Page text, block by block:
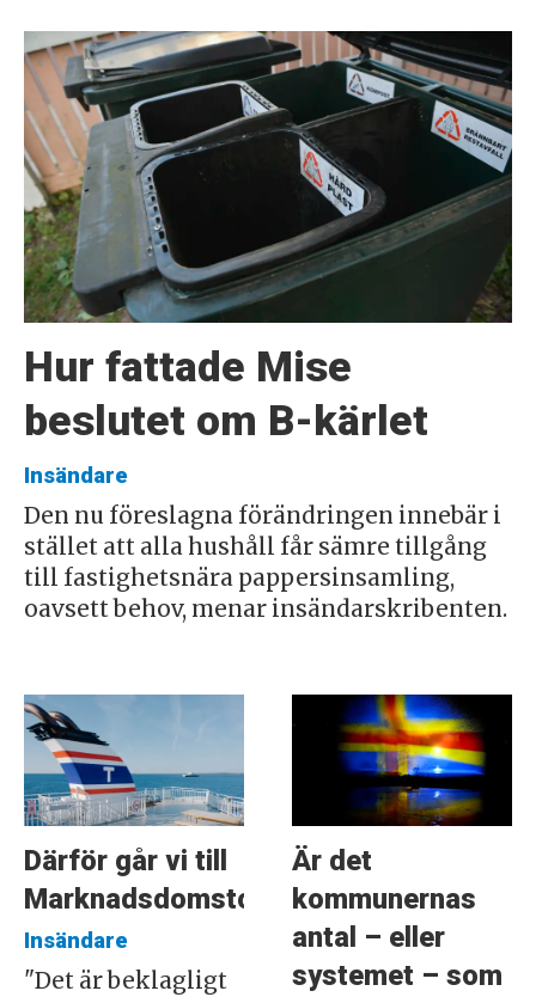
Hur fattade Mise
beslutet om B-kärlet
Insändare
Den nu föreslagna förändringen innebär i
stället att alla hushåll får sämre tillgång
till fastighetsnära pappersinsamling,
oavsett behov, menar insändarskribenten.
Därför går vi till
Marknadsdomstolen
Insändare
"Det är beklagligt
Är det
kommunernas
antal – eller
systemet – som